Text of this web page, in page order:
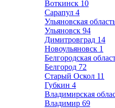
Воткинск 10
Сарапул 4
Ульяновская
Ульяновск 94
Димитровград 14
Новоульяновск 1
Белгородская
Белгород 72
Старый Оскол 11
Губкин 4
Владимирская
Владимир 69